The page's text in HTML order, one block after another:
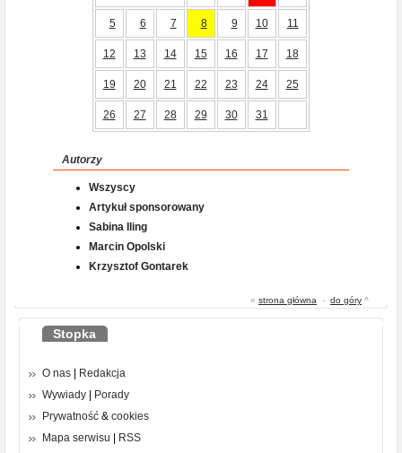
5 6 7 8 9 10 11
12 13 14 15 16 17 18
19 20 21 22 23 24 25
26 27 28 29 30 31
Autorzy
Wszyscy
Artykuł sponsorowany
Sabina Iling
Marcin Opolski
Krzysztof Gontarek
« strona główna - do góry ^
Stopka
O nas
Redakcja
Wywiady
Porady
Prywatność & cookies
Mapa serwisu
RSS